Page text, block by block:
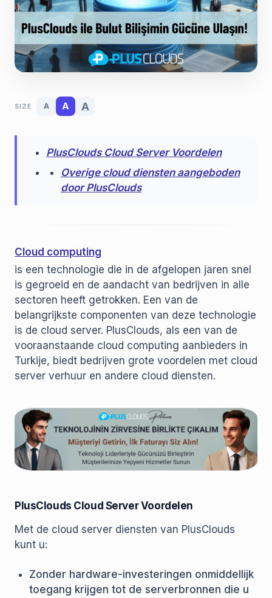
SIZE A A A
PlusClouds Cloud Server Voordelen
Overige cloud diensten aangeboden
door PlusClouds
Cloud computing
is een technologie die in de afgelopen jaren snel
is gegroeid en de aandacht van bedrijven in alle
sectoren heeft getrokken. Een van de
belangrijkste componenten van deze technologie
is de cloud server. PlusClouds, als een van de
vooraanstaande cloud computing aanbieders in
Turkije, biedt bedrijven grote voordelen met cloud
server verhuur en andere cloud diensten.
PlusClouds Cloud Server Voordelen
Met de cloud server diensten van PlusClouds
kunt u:
Zonder hardware-investeringen onmiddellijk
toegang krijgen tot de serverbronnen die u